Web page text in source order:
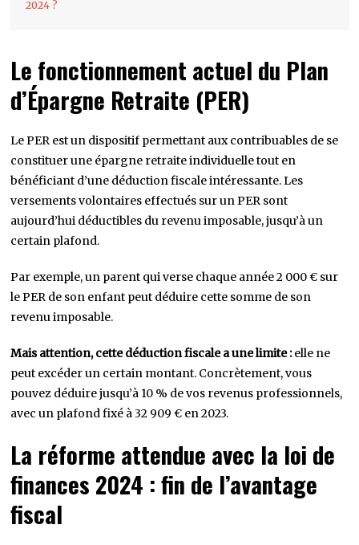
2024 ?
Le fonctionnement actuel du Plan
d’Épargne Retraite (PER)
Le PER est un dispositif permettant aux contribuables de se
constituer une épargne retraite individuelle tout en
bénéficiant d’une déduction fiscale intéressante. Les
versements volontaires effectués sur un PER sont
aujourd’hui déductibles du revenu imposable, jusqu’à un
certain plafond.
Par exemple, un parent qui verse chaque année 2 000 € sur
le PER de son enfant peut déduire cette somme de son
revenu imposable.
Mais attention, cette déduction fiscale a une limite :elle ne
peut excéder un certain montant. Concrètement, vous
pouvez déduire jusqu’à 10 % de vos revenus professionnels,
avec un plafond fixé à 32 909 € en 2023.
La réforme attendue avec la loi de
finances 2024 : fin de l’avantage
fiscal